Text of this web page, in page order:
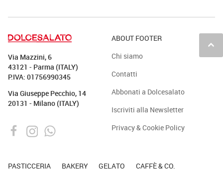
keyboard_arrow_up
Via Mazzini, 6
43121 - Parma (ITALY)
P.IVA: 01756990345
Via Giuseppe Pecchio, 14
20131 - Milano (ITALY)
ABOUT FOOTER
Chi siamo
Contatti
Abbonati a Dolcesalato
Iscriviti alla Newsletter
Privacy & Cookie Policy
PASTICCERIA BAKERY GELATO CAFFÈ & CO.